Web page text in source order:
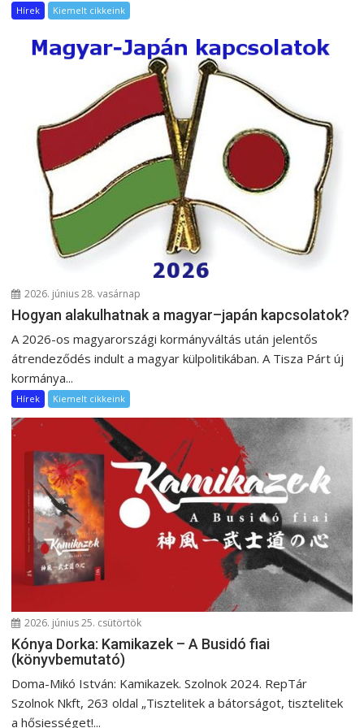
Hírek Kiemelt cikkeink
2026. június 28. vasárnap
Hogyan alakulhatnak a magyar–japán kapcsolatok?
A 2026-os magyarországi kormányváltás után jelentős
átrendeződés indult a magyar külpolitikában. A Tisza Párt új
kormánya...
Hírek Kiemelt cikkeink
2026. június 25. csütörtök
Kónya Dorka: Kamikazek – A Busidó fiai
(könyvbemutató)
Doma-Mikó István: Kamikazek. Szolnok 2024. RepTár
Szolnok Nkft, 263 oldal „Tisztelitek a bátorságot, tisztelitek
a hősiességet!...